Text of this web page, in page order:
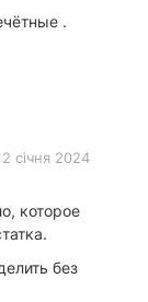
.
2 січня 2024
которое
без